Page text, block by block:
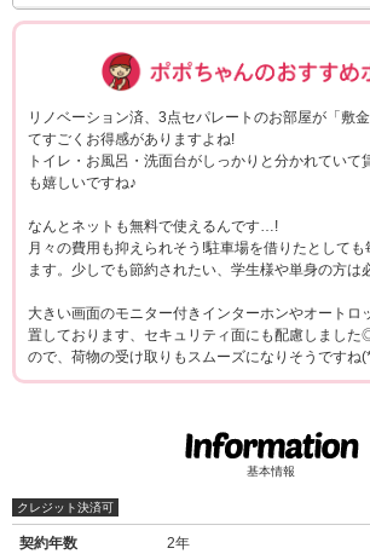
リノベーション済、3点セパレートのお部屋が「敷
てすごくお得感がありますよね!
トイレ・お風呂・洗面台がしっかりと分かれていて
も嬉しいですね♪
なんとネットも無料で使えるんです…!
月々の費用も抑えられそう!駐車場を借りたとしても
ます。少しでも節約されたい、学生様や単身の方
大きい画面のモニター付きインターホンやオートロ
置しております、セキュリティ面にも配慮しまし
ので、荷物の受け取りもスムーズになりそうですね
基本情報
クレジット決済可
契約年数 2年